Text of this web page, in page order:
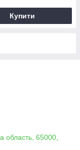
Купити
область, 65000,